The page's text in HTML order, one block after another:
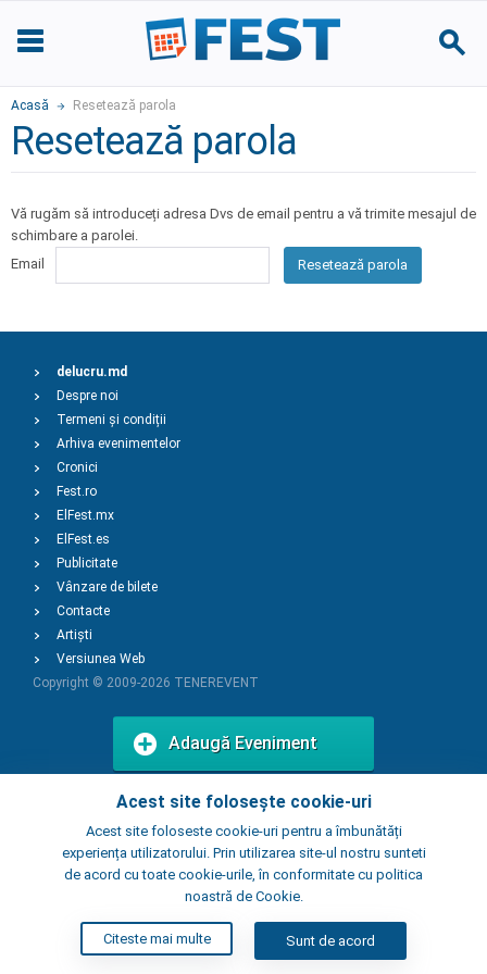
Acasă Resetează parola
Resetează parola
Vă rugăm să introduceți adresa Dvs de email pentru a vă trimite mesajul de
schimbare a parolei.
Email
Resetează parola
Acest site folosește cookie-uri
Acest site foloseste cookie-uri pentru a îmbunătăți
experiența utilizatorului. Prin utilizarea site-ul nostru sunteti
de acord cu toate cookie-urile, în conformitate cu politica
noastră de Cookie.
Citeste mai multe Sunt de acord
delucru.md
Despre noi
Termeni și condiții
Arhiva evenimentelor
Cronici
Fest.ro
ElFest.mx
ElFest.es
Publicitate
Vânzare de bilete
Contacte
Artiști
Versiunea Web
Copyright © 2009-2026 TENEREVENT
Adaugă Eveniment
Adaugă Local